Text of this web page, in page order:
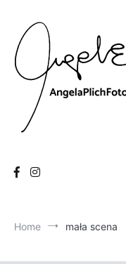
content
Home mała scena